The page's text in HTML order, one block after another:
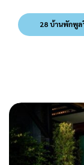
28 บ้านพักพูล